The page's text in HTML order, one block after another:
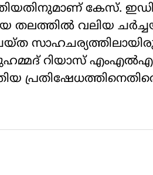
കേസ്. ഇഡി
തലത്തില്‍ വലിയ
റിയാസ്